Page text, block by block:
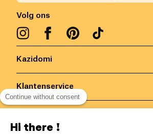
Kazidomi
Klantenservice
Volg ons
Continue without consent
Hi there !